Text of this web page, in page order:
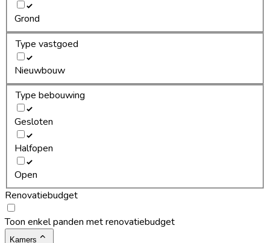
Grond
Type vastgoed
Nieuwbouw
Type bebouwing
Gesloten
Halfopen
Open
Renovatiebudget
Toon enkel panden met renovatiebudget
Kamers